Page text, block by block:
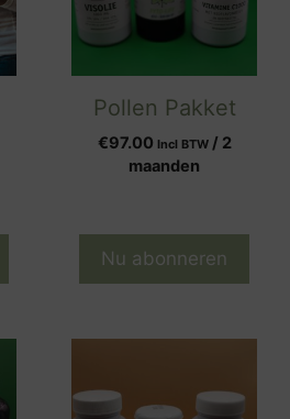
Pollen Pakket
€97.00 Incl BTW/ 2
maanden
Nu abonneren